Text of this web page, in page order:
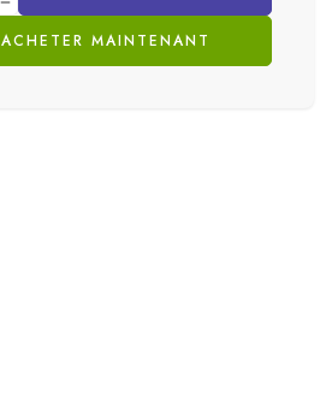
ACHETER MAINTENANT